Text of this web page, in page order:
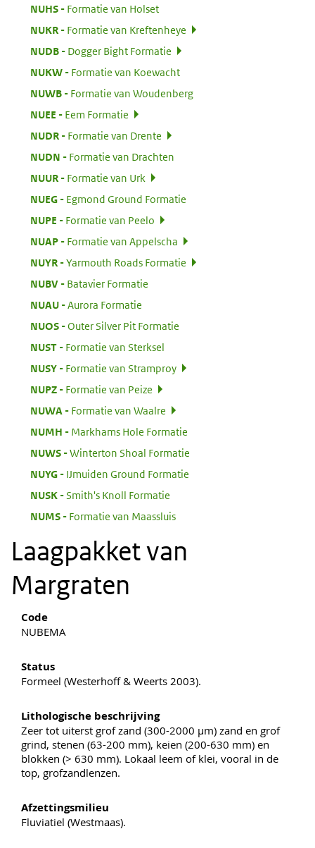
NUHS:
Formatie van Holset
NUKR:
Formatie van Kreftenheye
NUDB:
Dogger Bight Formatie
NUKW:
Formatie van Koewacht
NUWB:
Formatie van Woudenberg
NUEE
Eem Formatie
NUDR:
Formatie van Drente
NUDN
Formatie van Drachten
NUUR:
Formatie van Urk
NUEG:
Egmond Ground Formatie
NUPE
Formatie van Peelo
NUAP:
Formatie van Appelscha
NUYR:
Yarmouth Roads Formatie
NUBV:
Batavier Formatie
NUAU:
Aurora Formatie
NUOS:
Outer Silver Pit Formatie
NUST:
Formatie van Sterksel
NUSY:
Formatie van Stramproy
NUPZ:
Formatie van Peize
NUWA
Formatie van Waalre
NUMH
Markhams Hole Formatie
NUWS:
Winterton Shoal Formatie
NUYG:
IJmuiden Ground Formatie
NUSK:
Smith's Knoll Formatie
NUMS: Formatie van Maassluis
Laagpakket van
Margraten
Code
NUBEMA
Status
Formeel (Westerhoff & Weerts 2003).
Lithologische beschrijving
Zeer tot uiterst grof zand (300-2000 µm) zand en grof
grind, stenen (63-200 mm), keien (200-630 mm) en
blokken (> 630 mm). Lokaal leem of klei, vooral in de
top, grofzandlenzen.
Afzettingsmilieu
Fluviatiel (Westmaas).